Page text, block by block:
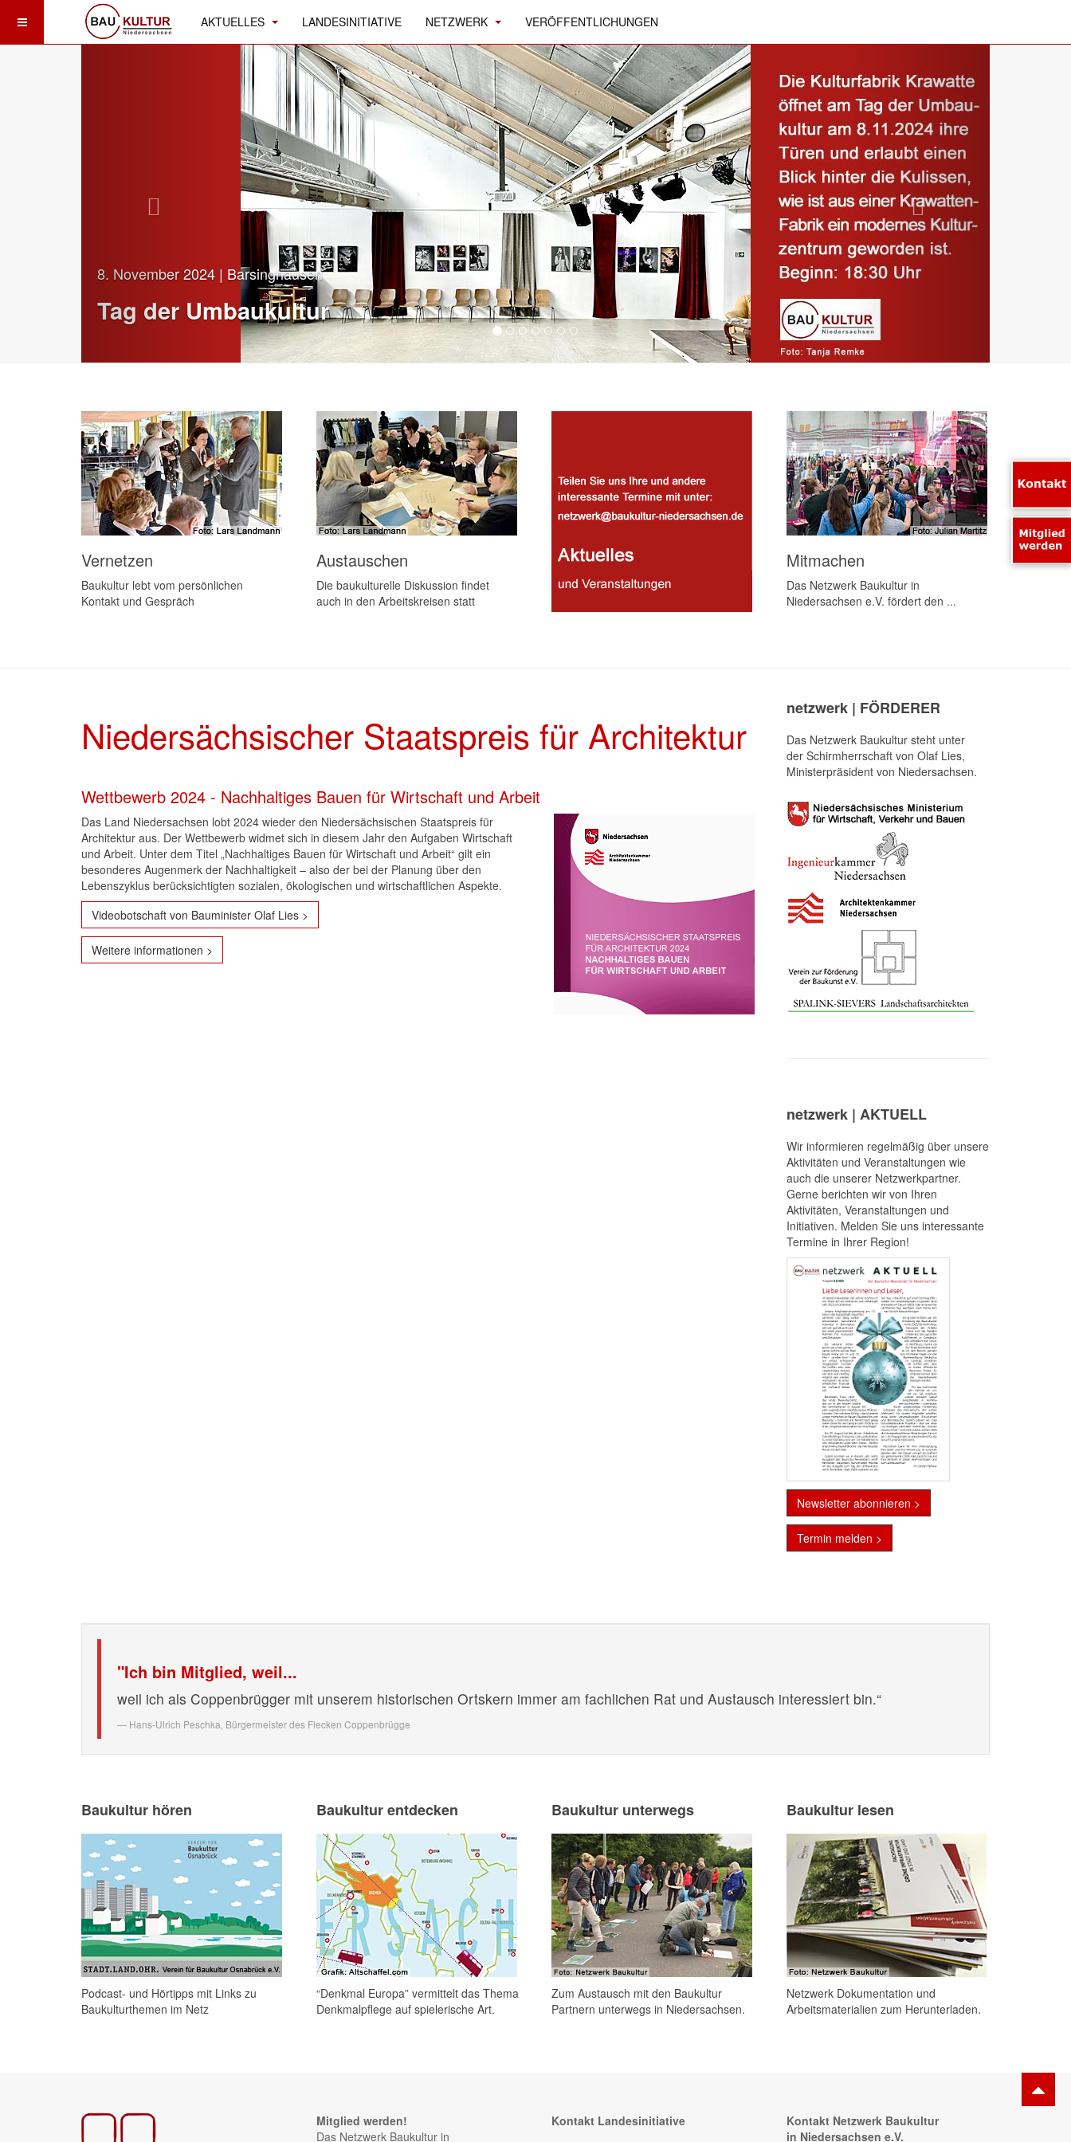
AKTUELLES LANDESINITIATIVE NETZWERK VERÖFFENTLICHUNGEN
8. November 2024 | Barsinghausen
Tag der Umbaukultur
Vernetzen
Baukultur lebt vom persönlichen
Kontakt und Gespräch
Austauschen
Die baukulturelle Diskussion findet
auch in den Arbeitskreisen statt
Mitmachen
Das Netzwerk Baukultur in
Niedersachsen e.V. fördert den ...
Niedersächsischer Staatspreis für Architektur
Wettbewerb 2024 - Nachhaltiges Bauen für Wirtschaft und Arbeit
Das Land Niedersachsen lobt 2024 wieder den Niedersächsischen Staatspreis für
Architektur aus. Der Wettbewerb widmet sich in diesem Jahr den Aufgaben Wirtschaft
und Arbeit. Unter dem Titel „Nachhaltiges Bauen für Wirtschaft und Arbeit“ gilt ein
besonderes Augenmerk der Nachhaltigkeit – also der bei der Planung über den
Lebenszyklus berücksichtigten sozialen, ökologischen und wirtschaftlichen Aspekte.
Videobotschaft von Bauminister Olaf Lies >
Weitere informationen >
netzwerk | FÖRDERER
Das Netzwerk Baukultur steht unter
der Schirmherrschaft von Olaf Lies,
Ministerpräsident von Niedersachsen.
netzwerk | AKTUELL
Wir informieren regelmäßig über unsere
Aktivitäten und Veranstaltungen wie
auch die unserer Netzwerkpartner.
Gerne berichten wir von Ihren
Aktivitäten, Veranstaltungen und
Initiativen. Melden Sie uns interessante
Termine in Ihrer Region!
Newsletter abonnieren >
Termin melden >
"Ich bin Mitglied, weil...
weil ich als Coppenbrügger mit unserem historischen Ortskern immer am fachlichen Rat und Austausch interessiert bin.“
Hans-Ulrich Peschka, Bürgermeister des Flecken Coppenbrügge
Baukultur hören
Podcast- und Hörtipps mit Links zu
Baukulturthemen im Netz
Baukultur entdecken
“Denkmal Europa” vermittelt das Thema
Denkmalpflege auf spielerische Art.
Baukultur unterwegs
Zum Austausch mit den Baukultur
Partnern unterwegs in Niedersachsen.
Baukultur lesen
Netzwerk Dokumentation und
Arbeitsmaterialien zum Herunterladen.
Mitglied werden!
Das Netzwerk Baukultur in
Kontakt Landesinitiative
Kontakt Netzwerk Baukultur
in Niedersachsen e.V.